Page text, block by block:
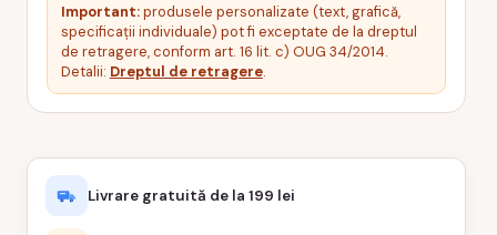
Important:produsele personalizate (text, grafică,
specificații individuale) pot fi exceptate de la dreptul
de retragere, conform art. 16 lit. c) OUG 34/2014.
Detalii: Dreptul de retragere.
Livrare gratuită de la 199 lei